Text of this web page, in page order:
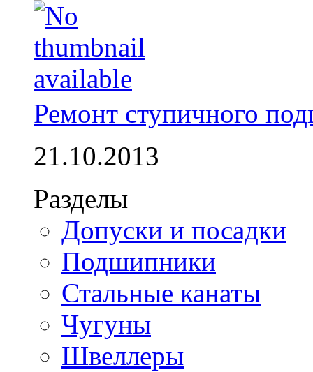
Ремонт ступичного
21.10.2013
Разделы
Допуски и посадки
Подшипники
Стальные канаты
Чугуны
Швеллеры